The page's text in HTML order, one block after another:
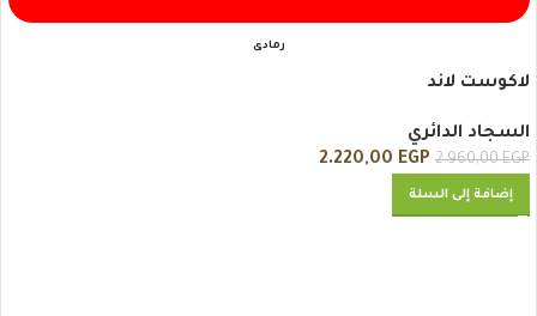
رمادى
لاكوست لاند
السجاد الدائري
2.960,00EGP
2.220,00 EGP
إضافة إلى السلة